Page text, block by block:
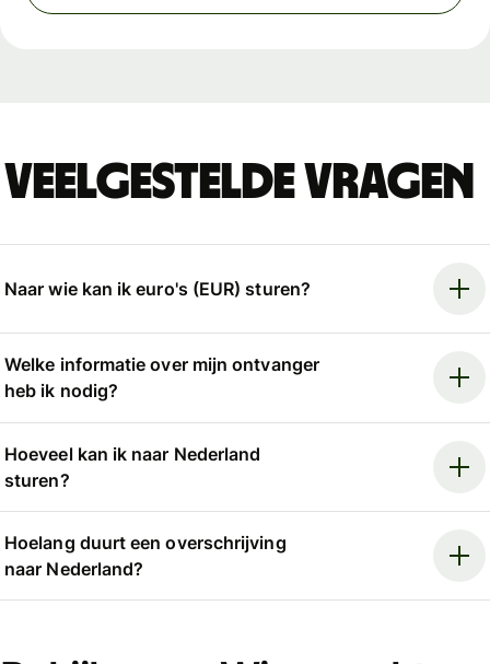
Veelgestelde vragen
Naar wie kan ik euro's (EUR) sturen?
Welke informatie over mijn ontvanger
heb ik nodig?
Hoeveel kan ik naar Nederland
sturen?
Hoelang duurt een overschrijving
naar Nederland?